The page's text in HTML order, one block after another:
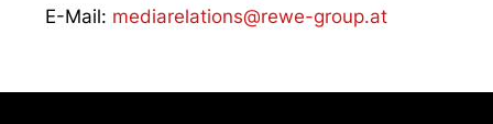
E-Mail: mediarelations@rewe-group.at